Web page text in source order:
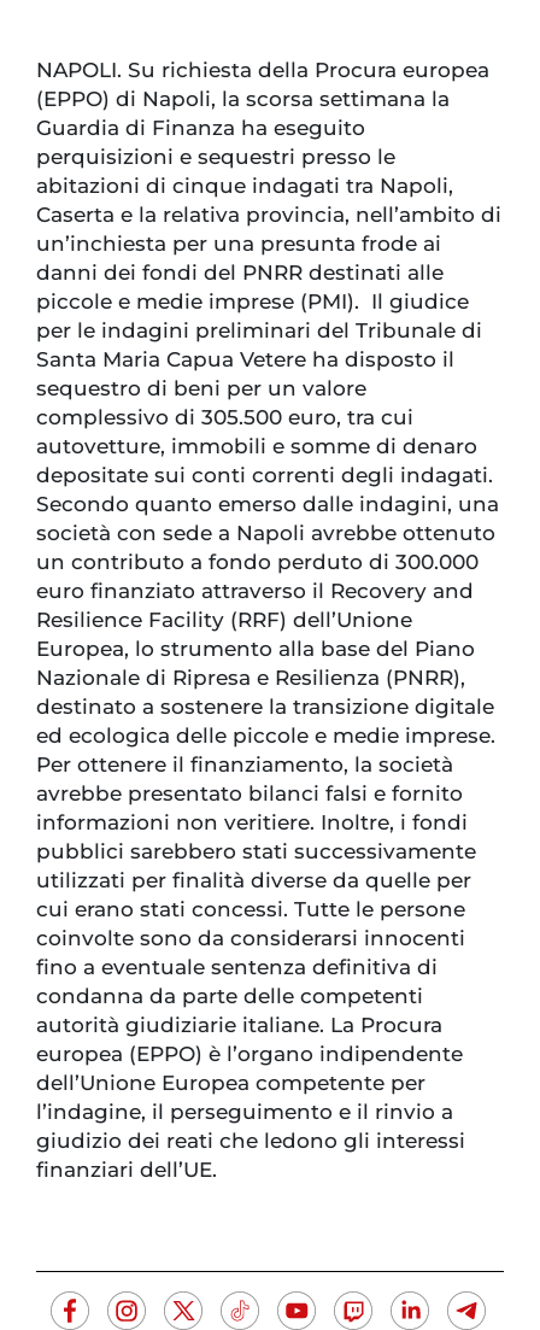
NAPOLI. Su richiesta della Procura europea
(EPPO) di Napoli, la scorsa settimana la
Guardia di Finanza ha eseguito
perquisizioni e sequestri presso le
abitazioni di cinque indagati tra Napoli,
Caserta e la relativa provincia, nell’ambito di
un’inchiesta per una presunta frode ai
danni dei fondi del PNRR destinati alle
piccole e medie imprese (PMI). Il giudice
per le indagini preliminari del Tribunale di
Santa Maria Capua Vetere ha disposto il
sequestro di beni per un valore
complessivo di 305.500 euro, tra cui
autovetture, immobili e somme di denaro
depositate sui conti correnti degli indagati.
Secondo quanto emerso dalle indagini, una
società con sede a Napoli avrebbe ottenuto
un contributo a fondo perduto di 300.000
euro finanziato attraverso il Recovery and
Resilience Facility (RRF) dell’Unione
Europea, lo strumento alla base del Piano
Nazionale di Ripresa e Resilienza (PNRR),
destinato a sostenere la transizione digitale
ed ecologica delle piccole e medie imprese.
Per ottenere il finanziamento, la società
avrebbe presentato bilanci falsi e fornito
informazioni non veritiere. Inoltre, i fondi
pubblici sarebbero stati successivamente
utilizzati per finalità diverse da quelle per
cui erano stati concessi. Tutte le persone
coinvolte sono da considerarsi innocenti
fino a eventuale sentenza definitiva di
condanna da parte delle competenti
autorità giudiziarie italiane. La Procura
europea (EPPO) è l’organo indipendente
dell’Unione Europea competente per
l’indagine, il perseguimento e il rinvio a
giudizio dei reati che ledono gli interessi
finanziari dell’UE.